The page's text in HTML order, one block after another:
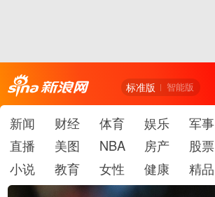
标准版 智能版
新闻 财经 体育 娱乐 军事
直播
美图 NBA 房产 股票
小说
教育 女性 健康 精品